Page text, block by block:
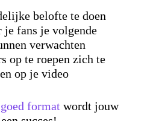
belofte te doen
je fans je volgende
verwachten
op te roepen zich te
op je video
format wordt jouw